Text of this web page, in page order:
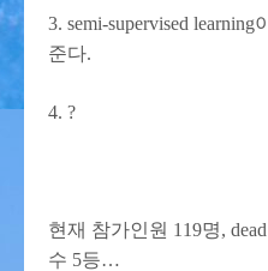
3. semi-supervised
준다.
4. ?
현재 참가인원 119명,
수 5등…